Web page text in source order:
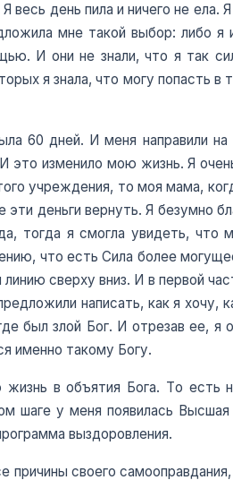
день пила и ничего не ела. Я
мне такой выбор: либо я
И они не знали, что я так
я знала, что могу попасть в
60 дней. И меня направили на
это изменило мою жизнь. Я
учреждения, то моя мама,
деньги вернуть. Я безумно
тогда я смогла увидеть, что
что есть Сила более
сверху вниз. И в первой
написать, как я хочу,
был злой Бог. И отрезав ее, я
именно такому Богу.
в объятия Бога. То есть
шаге у меня появилась Высшая
выздоровления.
причины своего